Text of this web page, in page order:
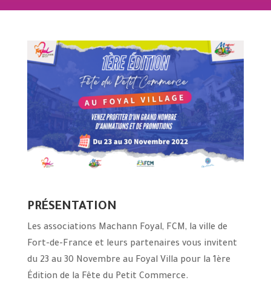
PRÉSENTATION
Les associations Machann Foyal, FCM, la ville de
Fort-de-France et leurs partenaires vous invitent
du 23 au 30 Novembre au Foyal Villa pour la 1ère
Édition de la Fête du Petit Commerce.